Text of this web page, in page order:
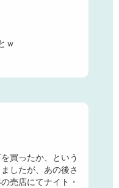
ｗ
買ったか、という
したが、あの後さ
売店にてナイト・